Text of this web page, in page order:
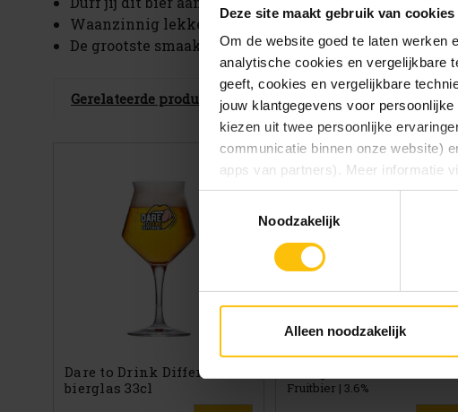
Deze site maakt gebruik van cookies
Om de website goed te laten werken
analytische cookies en vergelijkbare
geeft, cookies en vergelijkbare
jouw klantgegevens voor
kiezen uit twee persoonlijke
communicatie binnen onze website)
apps van partners). Meer informatie
Vind je deze twee persoonlijke
voor functionele en analytische
Noodzakelijk
Alleen noodzakelijk
Waanzinnig lekker bij: Burgers en Aziatisch gerechten
De grootste smaakexplosie op: 4-6 graden Celsius
Gerelateerde producten
Dare to Drink Different
bierglas 33cl
Fruitbier | 3.6%